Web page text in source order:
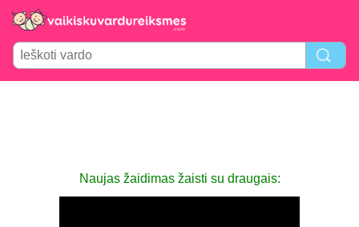
Naujas žaidimas žaisti su draugais: